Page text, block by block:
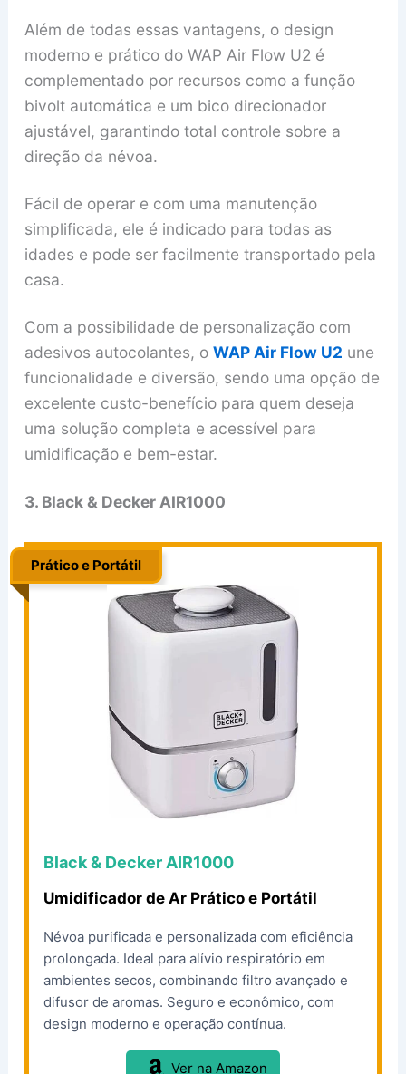
Além de todas essas vantagens, o design
moderno e prático do WAP Air Flow U2 é
complementado por recursos como a função
bivolt automática e um bico direcionador
ajustável, garantindo total controle sobre a
direção da névoa.
Fácil de operar e com uma manutenção
simplificada, ele é indicado para todas as
idades e pode ser facilmente transportado pela
casa.
Com a possibilidade de personalização com
adesivos autocolantes, o WAP Air Flow U2 une
funcionalidade e diversão, sendo uma opção de
excelente custo-benefício para quem deseja
uma solução completa e acessível para
umidificação e bem-estar.
3. Black & Decker AIR1000
Prático e Portátil
..
Black & Decker AIR1000
Umidificador de Ar Prático e Portátil
Névoa purificada e personalizada com eficiência
prolongada. Ideal para alívio respiratório em
ambientes secos, combinando filtro avançado e
difusor de aromas. Seguro e econômico, com
design moderno e operação contínua.
Ver na Amazon